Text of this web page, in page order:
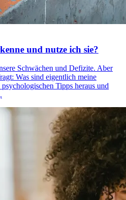
und nutze ich sie?
Schwächen und Defizite. Aber
Was sind eigentlich meine
Tipps heraus und